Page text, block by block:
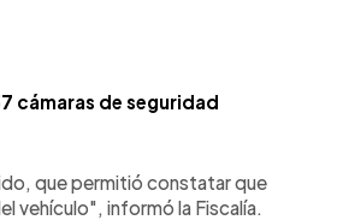
cámaras de seguridad
que permitió constatar que
vehículo", informó la Fiscalía.